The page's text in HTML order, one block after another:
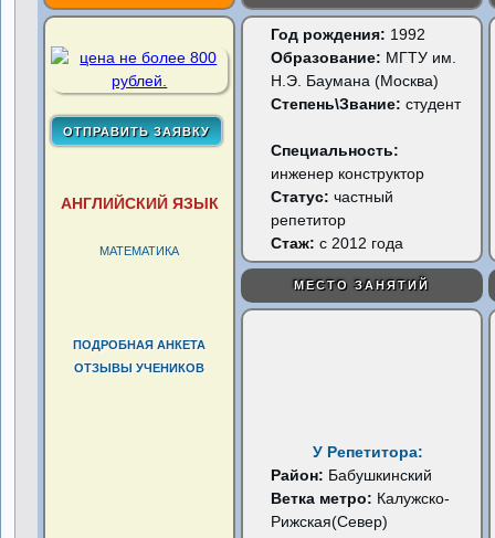
АНГЛИЙСКИЙ ЯЗЫК
МАТЕМАТИКА
ПОДРОБНАЯ АНКЕТА
ОТЗЫВЫ УЧЕНИКОВ
Год рождения: 1992
Образование: МГТУ им.
Н.Э. Баумана (Москва)
Степень\Звание: студент
Специальность:
инженер конструктор
Статус:частный
репетитор
Стаж: с 2012 года
МЕСТО ЗАНЯТИЙ
У Репетитора:
Район: Бабушкинский
Ветка метро: Калужско-
Рижская(Север)